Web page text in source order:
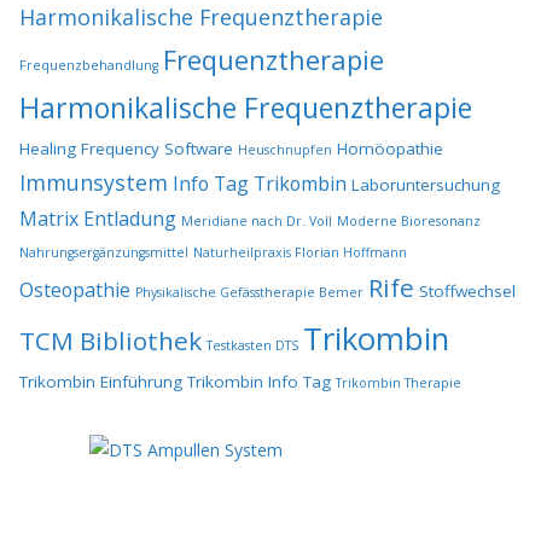
Harmonikalische Frequenztherapie
Frequenzbehandlung Frequenztherapie
Harmonikalische Frequenztherapie
Healing Frequency Software Heuschnupfen Homöopathie
Immunsystem Info Tag Trikombin Laboruntersuchung
Matrix Entladung Meridiane nach Dr. Voll Moderne Bioresonanz
Nahrungsergänzungsmittel Naturheilpraxis Florian Hoffmann
Osteopathie Physikalische Gefässtherapie Bemer Rife Stoffwechsel
TCM Bibliothek Testkästen DTS Trikombin
Trikombin Einführung Trikombin Info Tag Trikombin Therapie